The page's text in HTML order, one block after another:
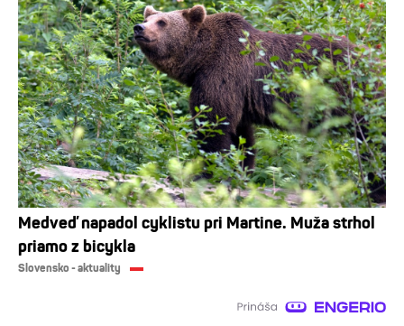
Medveď napadol cyklistu pri Martine. Muža strhol
priamo z bicykla
Slovensko - aktuality